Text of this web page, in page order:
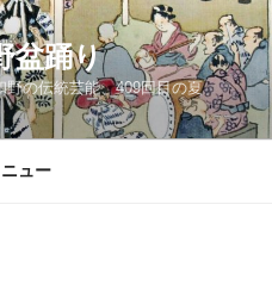
盆踊り
野の伝統芸能、409回目の夏
ニュー